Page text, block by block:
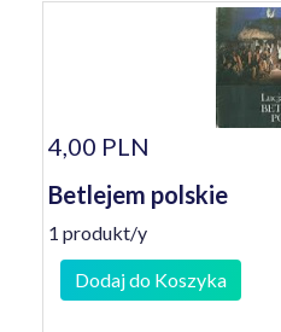
4,00 PLN
Betlejem polskie
1 produkt/y
Dodaj do Koszyka